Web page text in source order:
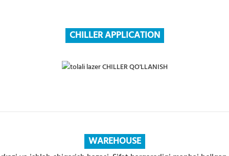
CHILLER APPLICATION
WAREHOUSE